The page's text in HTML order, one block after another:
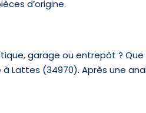
d’origine.
garage ou entrepôt ?
Lattes (34970). Après une